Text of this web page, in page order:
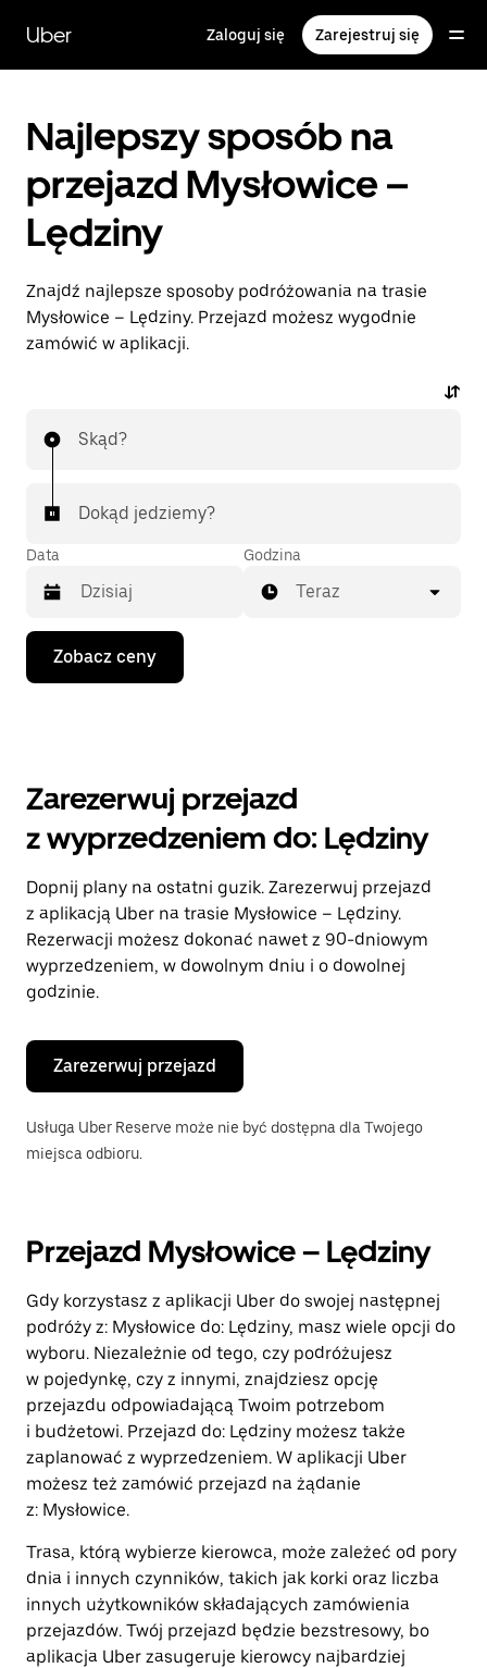
głównej
zawartości
Uber Zaloguj się Zarejestruj się
Najlepszy sposób na
przejazd Mysłowice –
Lędziny
Znajdź najlepsze sposoby podróżowania na trasie
Mysłowice – Lędziny. Przejazd możesz wygodnie
zamówić w aplikacji.
Skąd?
Dokąd jedziemy?
Data
Naciśnij
klawisz
strzałki
i wybrać
Naciśnij
klawisz
„Escape”,
aby
zamknąć
kalendarz.
Godzina
Teraz
Zobacz ceny
Zarezerwuj przejazd
z wyprzedzeniem do: Lędziny
Dopnij plany na ostatni guzik. Zarezerwuj przejazd
z aplikacją Uber na trasie Mysłowice – Lędziny.
Rezerwacji możesz dokonać nawet z 90-dniowym
wyprzedzeniem, w dowolnym dniu i o dowolnej
godzinie.
Zarezerwuj przejazd
Usługa Uber Reserve może nie być dostępna dla Twojego
miejsca odbioru.
Przejazd Mysłowice – Lędziny
Gdy korzystasz z aplikacji Uber do swojej następnej
podróży z: Mysłowice do: Lędziny, masz wiele opcji do
wyboru. Niezależnie od tego, czy podróżujesz
w pojedynkę, czy z innymi, znajdziesz opcję
przejazdu odpowiadającą Twoim potrzebom
i budżetowi. Przejazd do: Lędziny możesz także
zaplanować z wyprzedzeniem. W aplikacji Uber
możesz też zamówić przejazd na żądanie
z: Mysłowice.
Trasa, którą wybierze kierowca, może zależeć od pory
dnia i innych czynników, takich jak korki oraz liczba
innych użytkowników składających zamówienia
przejazdów. Twój przejazd będzie bezstresowy, bo
aplikacja Uber zasugeruje kierowcy najbardziej